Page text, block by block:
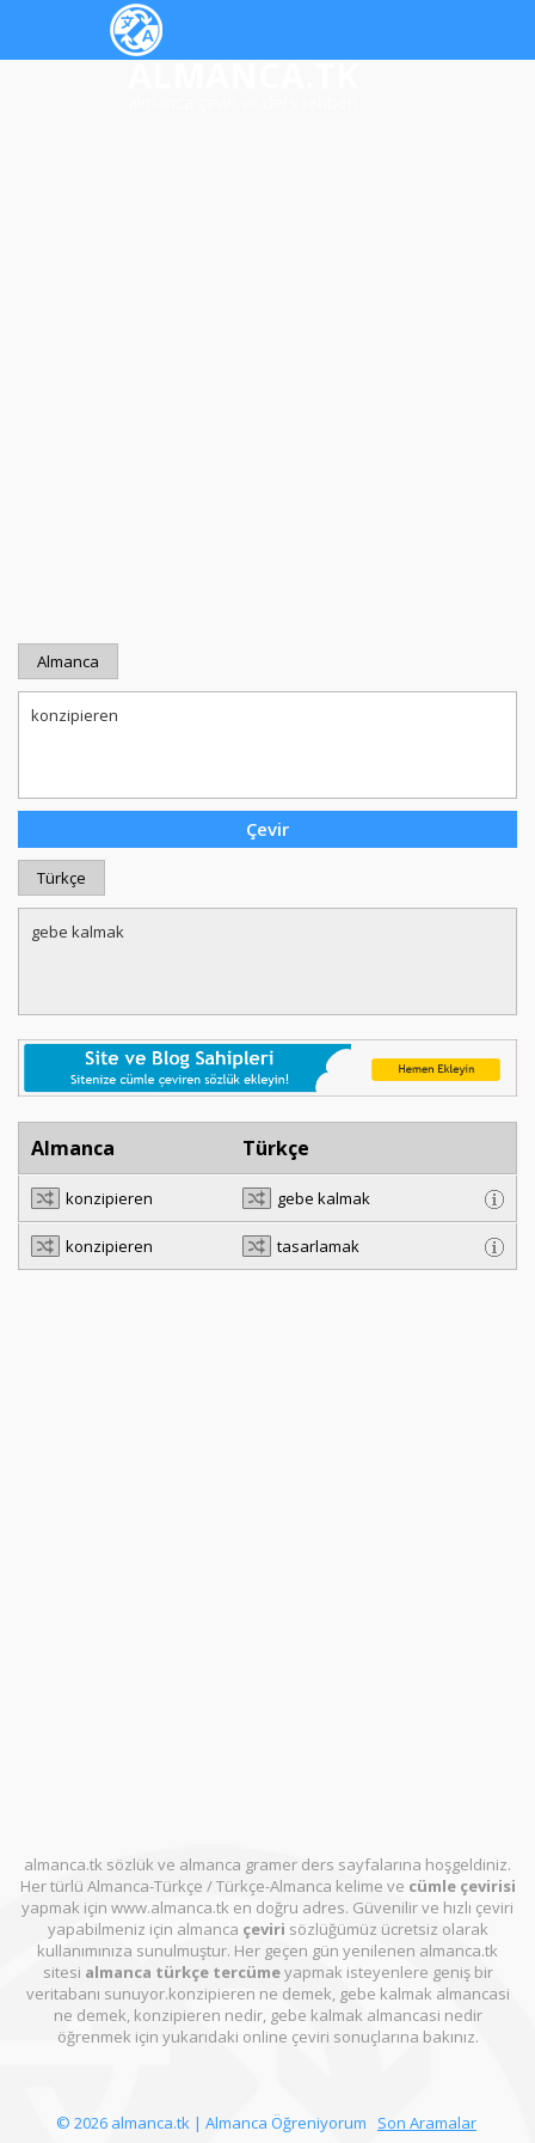
ALMANCA.TK
Almanca
Türkçe
Almanca Türkçe
konzipieren gebe kalmak
konzipieren tasarlamak
almanca.tk sözlük ve almanca gramer ders sayfalarına hoşgeldiniz.
Her türlü Almanca-Türkçe / Türkçe-Almanca kelime ve cümle çevirisi
yapmak için www.almanca.tk en doğru adres. Güvenilir ve hızlı çeviri
yapabilmeniz için almanca çeviri sözlüğümüz ücretsiz olarak
kullanımınıza sunulmuştur. Her geçen gün yenilenen almanca.tk
sitesi almanca türkçe tercümeyapmak isteyenlere geniş bir
veritabanı sunuyor.konzipieren ne demek, gebe kalmak almancasi
ne demek, konzipieren nedir, gebe kalmak almancasi nedir
öğrenmek için yukarıdaki online çeviri sonuçlarına bakınız.
© 2026 almanca.tk | Almanca Öğreniyorum Son Aramalar